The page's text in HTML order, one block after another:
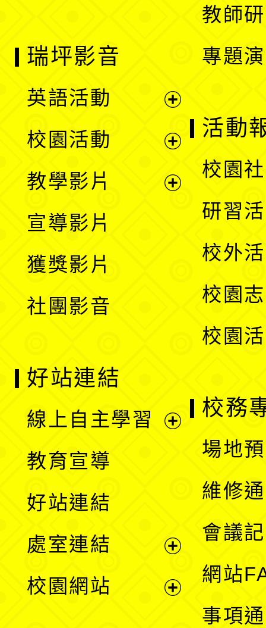
教師
專題
瑞坪影音
英語活動
選
校園活動
教學影片
宣導影片
獲獎影片
社團影音
活動
校園
研習
校外
校園
校園
好站連結
線上自主學習
單
教育宣導
好站連結
處室連結
校園網站
校務
場地
維修
會議
網站
事項